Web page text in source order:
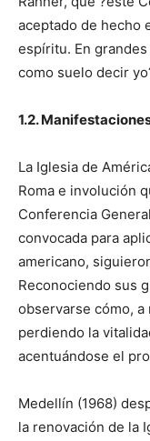
aceptado de hecho
espíritu. En
como suelo decir
1.2.
La Iglesia de
Roma e involución
Conferencia
convocada para
americano,
Reconociendo sus
observarse cómo, a
perdiendo la
acentuándose el
Medellín (1968)
la renovación de la